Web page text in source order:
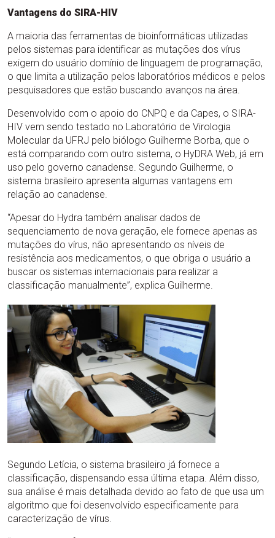
Vantagens do SIRA-HIV
A maioria das ferramentas de bioinformáticas utilizadas
pelos sistemas para identificar as mutações dos vírus
exigem do usuário domínio de linguagem de programação,
o que limita a utilização pelos laboratórios médicos e pelos
pesquisadores que estão buscando avanços na área.
Desenvolvido com o apoio do CNPQ e da Capes, o SIRA-
HIV vem sendo testado no Laboratório de Virologia
Molecular da UFRJ pelo biólogo Guilherme Borba, que o
está comparando com outro sistema, o HyDRA Web, já em
uso pelo governo canadense. Segundo Guilherme, o
sistema brasileiro apresenta algumas vantagens em
relação ao canadense.
“Apesar do Hydra também analisar dados de
sequenciamento de nova geração, ele fornece apenas as
mutações do vírus, não apresentando os níveis de
resistência aos medicamentos, o que obriga o usuário a
buscar os sistemas internacionais para realizar a
classificação manualmente”, explica Guilherme.
Segundo Letícia, o sistema brasileiro já fornece a
classificação, dispensando essa última etapa. Além disso,
sua análise é mais detalhada devido ao fato de que usa um
algoritmo que foi desenvolvido especificamente para
caracterização de vírus.